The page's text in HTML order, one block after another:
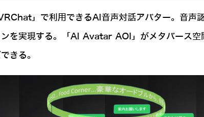
」で利用できるAI音声対話アバター。音
を実現する。「AI Avatar AOI」がメタバース
きる。